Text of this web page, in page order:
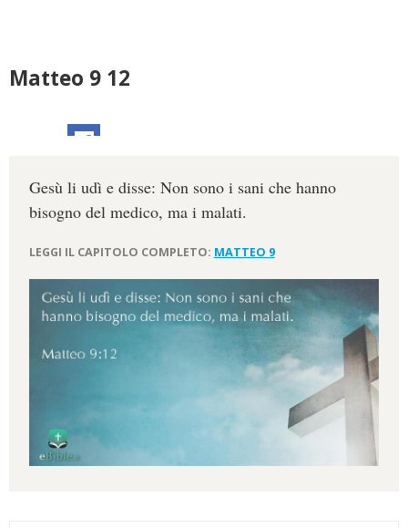
Matteo 9 12
Gesù li udì e disse: Non sono i sani che hanno
bisogno del medico, ma i malati.
LEGGI IL CAPITOLO COMPLETO: MATTEO 9